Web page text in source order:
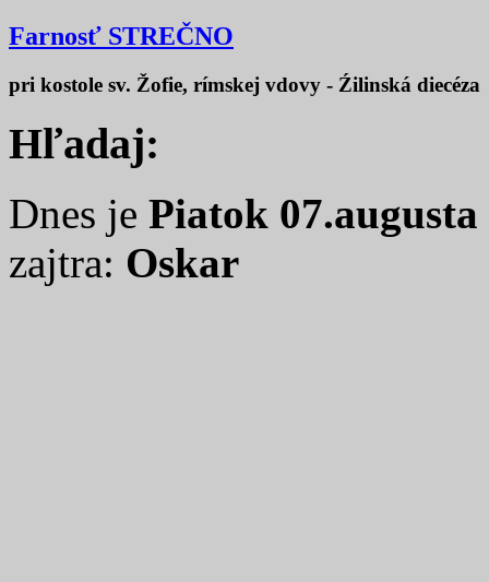
Farnosť STREČNO
pri kostole sv. Žofie, rímskej vdovy - Źilinská diecéza
Hľadaj:
Dnes je Piatok 07.augusta
zajtra: Oskar